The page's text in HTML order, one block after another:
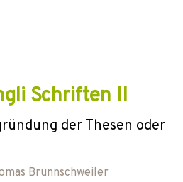
Schriften II
der Thesen oder
Brunnschweiler